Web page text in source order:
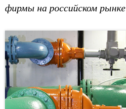
фирмы на российском рынке